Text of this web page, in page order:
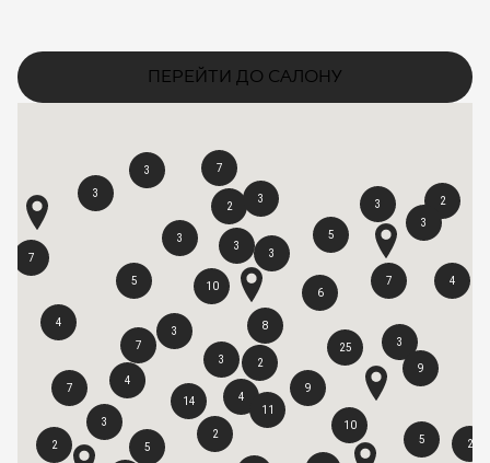
PL EN SK DE UK RU
ПЕРЕЙТИ ДО САЛОНУ
3
14
9
10
5
7
4
3
7
9
5
25
3
7
4
5
11
10
2
3
6
3
3
3
3
3
5
2 2
3
3
8
4
7
7
2
4
3
2
2